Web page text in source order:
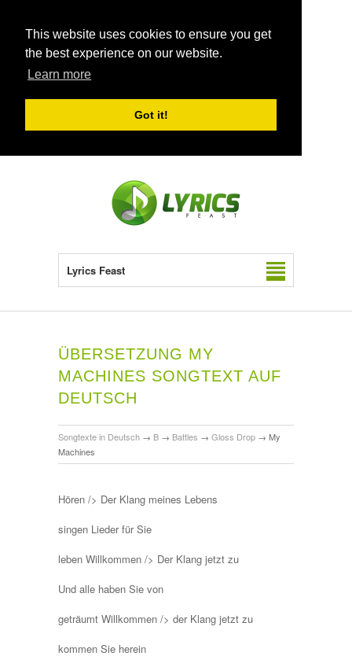
This website uses cookies to ensure you get
the best experience on our website.
Learn more
Got it!
Lyrics Feast
ÜBERSETZUNG MY
MACHINES SONGTEXT AUF
DEUTSCH
Songtexte in Deutsch → B → Battles → Gloss Drop → My
Machines
Hören /> Der Klang meines Lebens
singen Lieder für Sie
leben Willkommen /> Der Klang jetzt zu
Und alle haben Sie von
geträumt Willkommen /> der Klang jetzt zu
kommen Sie herein